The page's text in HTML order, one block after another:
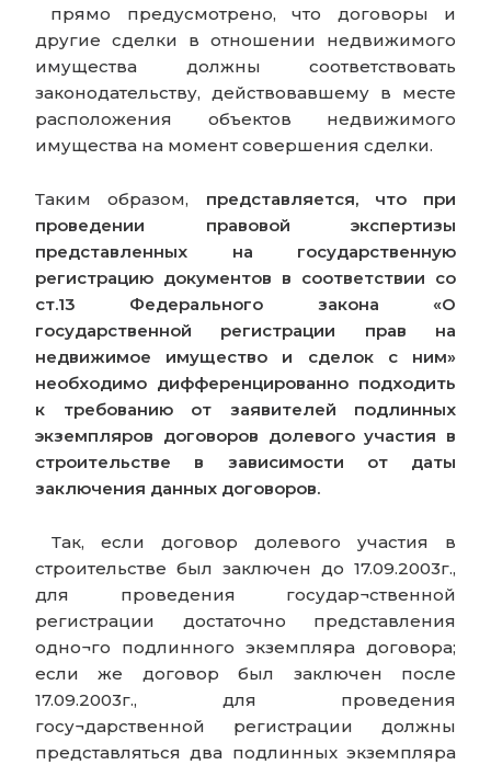
прямо предусмотрено, что договоры и
другие сделки в отношении недвижимого
имущества должны соответствовать
законодательству, действовавшему в месте
расположения объектов недвижимого
имущества на момент совершения сделки.
Таким образом, представляется, что при
проведении правовой экспертизы
представленных на государственную
регистрацию документов в соответствии со
ст.13 Федерального закона «O
государственной регистрации прав на
недвижимое имущество и сделок с ним»
необходимо дифференцированно подходить
к требованию от заявителей подлинных
экземпляров договоров долевого участия в
строительстве в зависимости от даты
заключения данных договоров.
Так, если договор долевого участия в
строительстве был заключен до 17.09.2003г.,
для проведения государ¬ственной
регистрации достаточно представления
одно¬го подлинного экземпляра договора;
если же договор был заключен после
17.09.2003г., для проведения
госу¬дарственной регистрации должны
представляться два подлинных экземпляра